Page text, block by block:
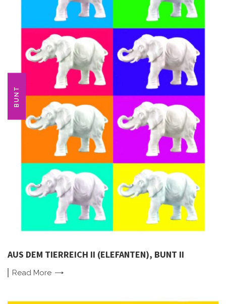
BUNT
AUS DEM TIERREICH II (ELEFANTEN), BUNT II
Read More